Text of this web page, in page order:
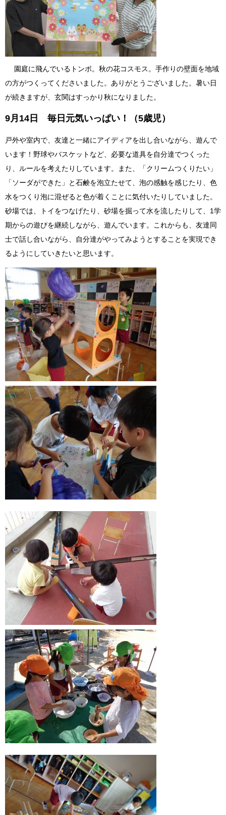
園庭に飛んでいるトンボ。秋の花コスモス。手作りの壁面を地域
の方がつくってくださいました。ありがとうございました。暑い日
が続きますが、玄関はすっかり秋になりました。
9月14日 毎日元気いっぱい！（5歳児）
戸外や室内で、友達と一緒にアイディアを出し合いながら、遊んで
います！野球やバスケットなど、必要な道具を自分達でつくった
り、ルールを考えたりしています。また、「クリームつくりたい」
「ソーダができた」と石鹸を泡立たせて、泡の感触を感じたり、色
水をつくり泡に混ぜると色が着くことに気付いたりしていました。
砂場では、トイをつなげたり、砂場を掘って水を流したりして、1学
期からの遊びを継続しながら、遊んでいます。これからも、友達同
士で話し合いながら、自分達がやってみようとすることを実現でき
るようにしていきたいと思います。